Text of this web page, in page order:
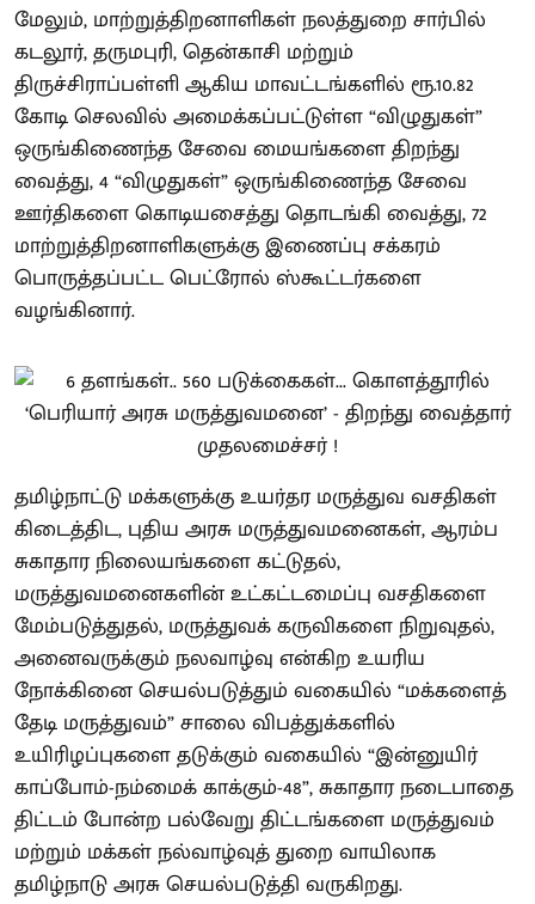
மேலும், மாற்றுத்திறனாளிகள் நலத்துறை சார்பில்
கடலூர், தருமபுரி, தென்காசி மற்றும்
திருச்சிராப்பள்ளி ஆகிய மாவட்டங்களில் ரூ.10.82
கோடி செலவில் அமைக்கப்பட்டுள்ள “விழுதுகள்”
ஒருங்கிணைந்த சேவை மையங்களை திறந்து
வைத்து, 4 “விழுதுகள்” ஒருங்கிணைந்த சேவை
ஊர்திகளை கொடியசைத்து தொடங்கி வைத்து, 72
மாற்றுத்திறனாளிகளுக்கு இணைப்பு சக்கரம்
பொருத்தப்பட்ட பெட்ரோல் ஸ்கூட்டர்களை
வழங்கினார்.
தமிழ்நாட்டு மக்களுக்கு உயர்தர மருத்துவ வசதிகள்
கிடைத்திட, புதிய அரசு மருத்துவமனைகள், ஆரம்ப
சுகாதார நிலையங்களை கட்டுதல்,
மருத்துவமனைகளின் உட்கட்டமைப்பு வசதிகளை
மேம்படுத்துதல், மருத்துவக் கருவிகளை நிறுவுதல்,
அனைவருக்கும் நலவாழ்வு என்கிற உயரிய
நோக்கினை செயல்படுத்தும் வகையில் “மக்களைத்
தேடி மருத்துவம்” சாலை விபத்துக்களில்
உயிரிழப்புகளை தடுக்கும் வகையில் “இன்னுயிர்
காப்போம்-நம்மைக் காக்கும்-48”, சுகாதார நடைபாதை
திட்டம் போன்ற பல்வேறு திட்டங்களை மருத்துவம்
மற்றும் மக்கள் நல்வாழ்வுத் துறை வாயிலாக
தமிழ்நாடு அரசு செயல்படுத்தி வருகிறது.